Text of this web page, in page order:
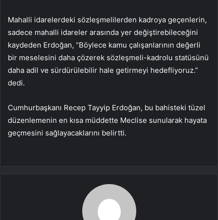
Mahalli idarelerdeki sözleşmelilerden kadroya geçenlerin,
sadece mahalli idareler arasında yer değiştirebileceğini
kaydeden Erdoğan, “Böylece kamu çalışanlarının değerli
bir meselesini daha çözerek sözleşmeli-kadrolu statüsünü
daha adil ve sürdürülebilir hale getirmeyi hedefliyoruz.”
dedi.
Cumhurbaşkanı Recep Tayyip Erdoğan, bu bahisteki tüzel
düzenlemenin en kısa müddette Meclise sunularak hayata
geçmesini sağlayacaklarını belirtti.